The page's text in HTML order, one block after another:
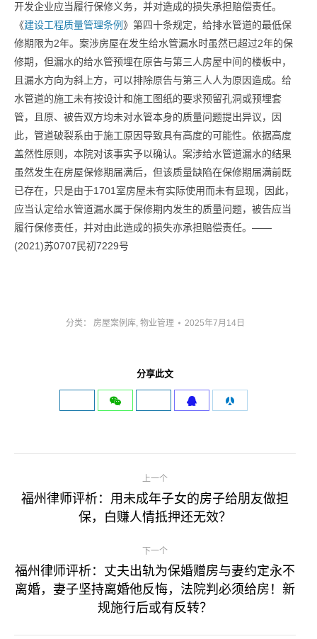
开发企业应当履行保修义务，并对造成的损失承担赔偿责任。
《建设工程质量管理条例》第四十条规定，给排水管道的最低保
修期限为2年。案涉房屋在发生给水管漏水时虽然已超过2年的保
修期，但漏水的给水管预埋在原告与第三人房屋中间的楼板中，
且漏水方向为斜上方，可以排除原告与第三人人为原因造成。给
水管道的施工未有按设计和施工图纸的要求预留孔洞或预埋套
管，且原、被告双方均未对水管本身的质量问题提出异议，因
此，管道破裂系由于施工原因导致具有高度的可能性。依据高度
盖然性原则，本院对该事实予以确认。案涉给水管道漏水的结果
虽然发生在房屋保修期届满后，但该质量缺陷在保修期届满前既
已存在，只是由于1701室房屋未有实际使用而未有显现，因此，
应当认定给水管道漏水属于保修期内发生的质量问题，被告应当
履行保修责任，并对由此造成的损失亦承担赔偿责任。——
(2021)苏0707民初7229号
分类： 房屋案例库, 物业管理 2025年7月14日
分享此文
章
航
上一个
上
一
篇
文
章
福州律师评析：用未成年子女的房子给朋友做担
保，白赚人情抵押还无效？
下一个
下
一
福州律师评析：丈夫出轨为保婚赠房与妻约定永不
离婚，妻子坚持离婚他反悔，法院判必须给房！新
规施行后或有反转？